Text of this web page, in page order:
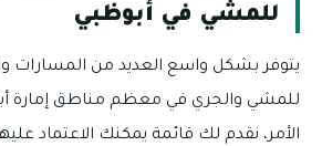
للمشي في أبوظبي
يتوفر بشكل واسع العديد من المسارات
للمشي والجري في معظم مناطق إمارة
الأمر، نقدم لك قائمة يمكنك الاعتماد